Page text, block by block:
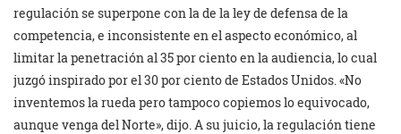
regulación se superpone con la de la ley de defensa de la
competencia, e inconsistente en el aspecto económico, al
limitar la penetración al 35 por ciento en la audiencia, lo cual
juzgó inspirado por el 30 por ciento de Estados Unidos. «No
inventemos la rueda pero tampoco copiemos lo equivocado,
aunque venga del Norte», dijo. A su juicio, la regulación tiene